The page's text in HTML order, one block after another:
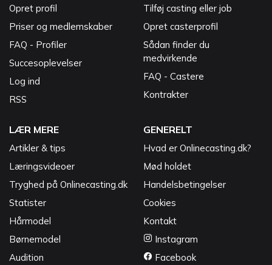
Opret profil
Priser og medlemskaber
FAQ - Profiler
Succesoplevelser
Log ind
RSS
Tilføj casting eller job
Opret casterprofil
Sådan finder du
medvirkende
FAQ - Castere
Kontrakter
LÆR MERE
Artikler & tips
Læringsvideoer
Tryghed på Onlinecasting.dk
Statister
Hårmodel
Børnemodel
Audition
GENERELT
Hvad er Onlinecasting.dk?
Mød holdet
Handelsbetingelser
Cookies
Kontakt
Instagram
Facebook